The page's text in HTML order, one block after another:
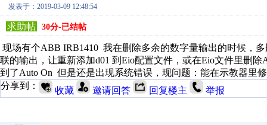
发表于：2019-03-09 12:48:54
求助帖 30分-已结帖
现场有个ABB IRB1410 我在删除多余的数字量输出的时候，
联的输出，让重新添加d01 到Eio配置文件，或在Eio文件里删
到了Auto On 但是还是出现系统错误，现问题：能在示教器里
分享到：
收藏 邀请回答 回复楼主 举报